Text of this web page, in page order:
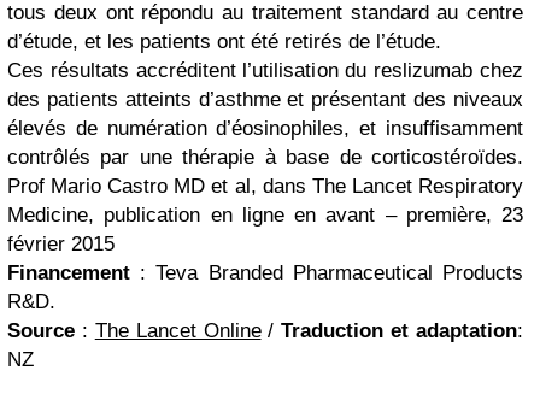
tous deux ont répondu au traitement standard au centre
d’étude, et les patients ont été retirés de l’étude.
Ces résultats accréditent l’utilisation du reslizumab chez
des patients atteints d’asthme et présentant des niveaux
élevés de numération d’éosinophiles, et insuffisamment
contrôlés par une thérapie à base de corticostéroïdes.
Prof Mario Castro MD et al, dans The Lancet Respiratory
Medicine, publication en ligne en avant – première, 23
février 2015
Financement : Teva Branded Pharmaceutical Products
R&D.
Source : The Lancet Online/Traduction et adaptation:
NZ